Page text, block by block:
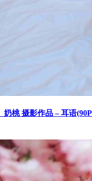
奶桃 摄影作品 – 耳语